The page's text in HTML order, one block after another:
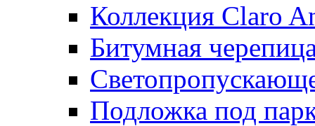
Коллекция Claro
Битумная
Подложка под